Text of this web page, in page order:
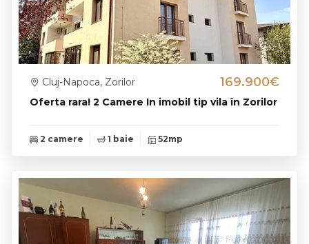
Oferta rara! 2 Camere In imobil tip vila în Zorilor
Cluj-Napoca, Zorilor 169.900€
2 camere 1 baie 52mp